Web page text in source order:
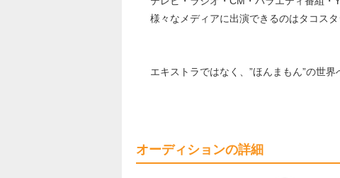
様々なメディアに出演できるのはタコスタ
エキストラではなく、”ほんまもん”の世
オーディションの詳細